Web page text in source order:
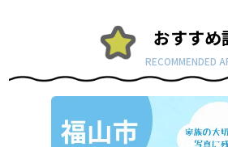
おすすめ
RECOMMENDED